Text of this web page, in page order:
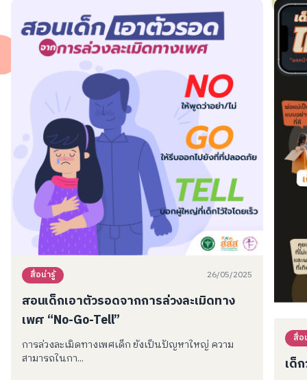
สื่อน่ารู้ 26/05/2025
สอนเด็กเอาตัวรอดจากการล่วงละเมิดทาง
เพศ “No-Go-Tell”
การล่วงละเมิดทางเพศเด็ก ยังเป็นปัญหาใหญ่ ความ
สามารถในกา...
สื่อ
เด็